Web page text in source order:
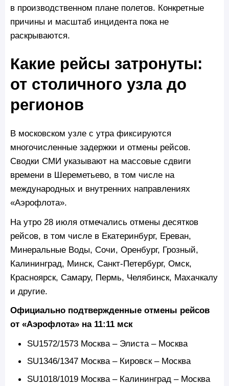
в производственном плане полетов. Конкретные
причины и масштаб инцидента пока не
раскрываются.
Какие рейсы затронуты:
от столичного узла до
регионов
В московском узле с утра фиксируются
многочисленные задержки и отмены рейсов.
Сводки СМИ указывают на массовые сдвиги
времени в Шереметьево, в том числе на
международных и внутренних направлениях
«Аэрофлота».
На утро 28 июля отмечались отмены десятков
рейсов, в том числе в Екатеринбург, Ереван,
Минеральные Воды, Сочи, Оренбург, Грозный,
Калининград, Минск, Санкт-Петербург, Омск,
Красноярск, Самару, Пермь, Челябинск, Махачкалу
и другие.
Официально подтвержденные отмены рейсов
от «Аэрофлота» на 11:11 мск
SU1572/1573 Москва – Элиста – Москва
SU1346/1347 Москва – Кировск – Москва
SU1018/1019 Москва – Калининград – Москва